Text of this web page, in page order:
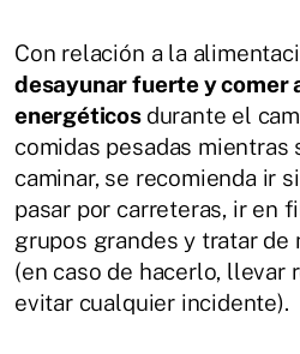
Con relación a la
desayunar fuerte y comer
energéticos durante el
comidas pesadas mientras
caminar, se recomienda ir
pasar por carreteras, ir en
grupos grandes y tratar de
(en caso de hacerlo, llevar
evitar cualquier incidente).